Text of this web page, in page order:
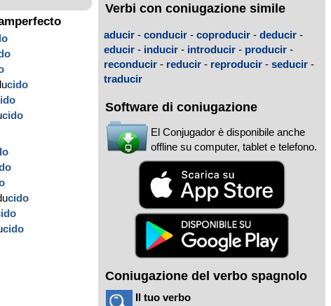
cido
cido
cido
cido
Verbi con coniugazione simile
aducir - conducir - coproducir - deducir -
educir - inducir - introducir - producir -
reconducir - reducir - reproducir - seducir -
traducir
Software di coniugazione
El Conjugador è disponibile anche
offline su computer, tablet e telefono.
Coniugazione del verbo spagnolo
Il tuo verbo